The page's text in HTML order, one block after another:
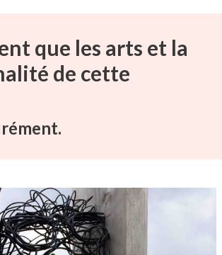
que les arts et la
de cette